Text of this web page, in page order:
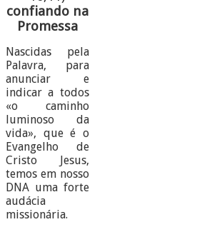
confiando na
Promessa
Nascidas pela
Palavra, para
anunciar e
indicar a todos
«o caminho
luminoso da
vida», que é o
Evangelho de
Cristo Jesus,
temos em nosso
DNA uma forte
audácia
missionária.